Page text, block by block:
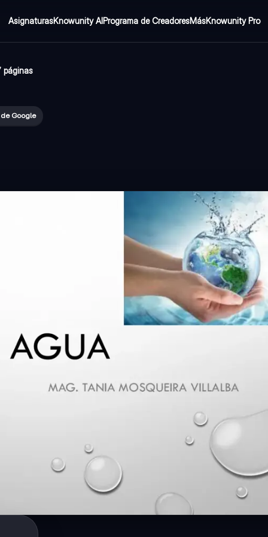
AsignaturasKnowunity AIPrograma de CreadoresMásKnowunity Pro
páginas
Google